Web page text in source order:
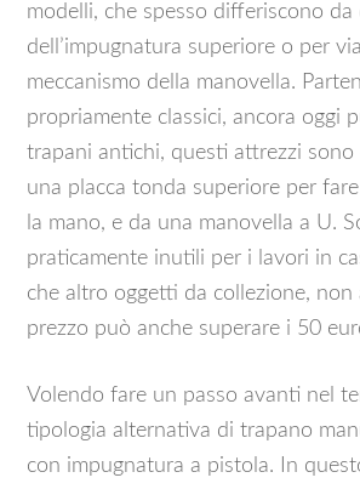
modelli, che spesso differiscono
dell’impugnatura superiore o per
meccanismo della manovella.
propriamente classici, ancora oggi
trapani antichi, questi attrezzi sono
una placca tonda superiore per
la mano, e da una manovella a U.
praticamente inutili per i lavori in
che altro oggetti da collezione, non
prezzo può anche superare i 50
Volendo fare un passo avanti nel
tipologia alternativa di trapano
con impugnatura a pistola. In